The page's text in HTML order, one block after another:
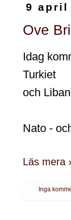
9 april
Ove
Idag
Turkiet
och
Nato -
Läs mera
Inga